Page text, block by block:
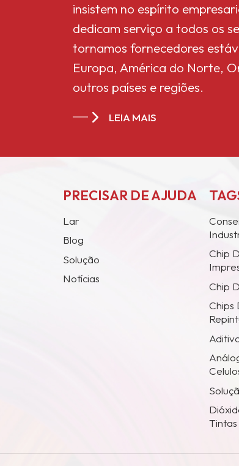
Acetato de celulose
Butirato 551-0,01
Acetato de celulose
butirato CAB-381-20
insistem no espírito
dedicam serviço a todos os
tornamos fornecedores
Europa, América do Norte,
outros países e regiões.
LEIA MAIS
PRECISAR DE AJUDA
Lar
Blog
Solução
Notícias
Chip
Chip
Chips